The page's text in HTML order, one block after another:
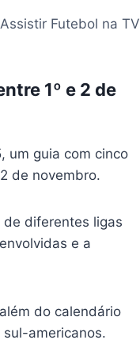
Assistir Futebol na TV
1º e 2 de
um guia com cinco
de novembro.
de diferentes ligas
e a
do calendário
americanos.